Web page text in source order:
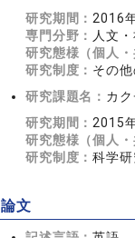
研究期間： 2016
専門分野： 人文
研究態様（個人・
研究制度： その
研究課題名： カ
研究期間： 2015
研究態様（個人・
研究制度：科学
論文